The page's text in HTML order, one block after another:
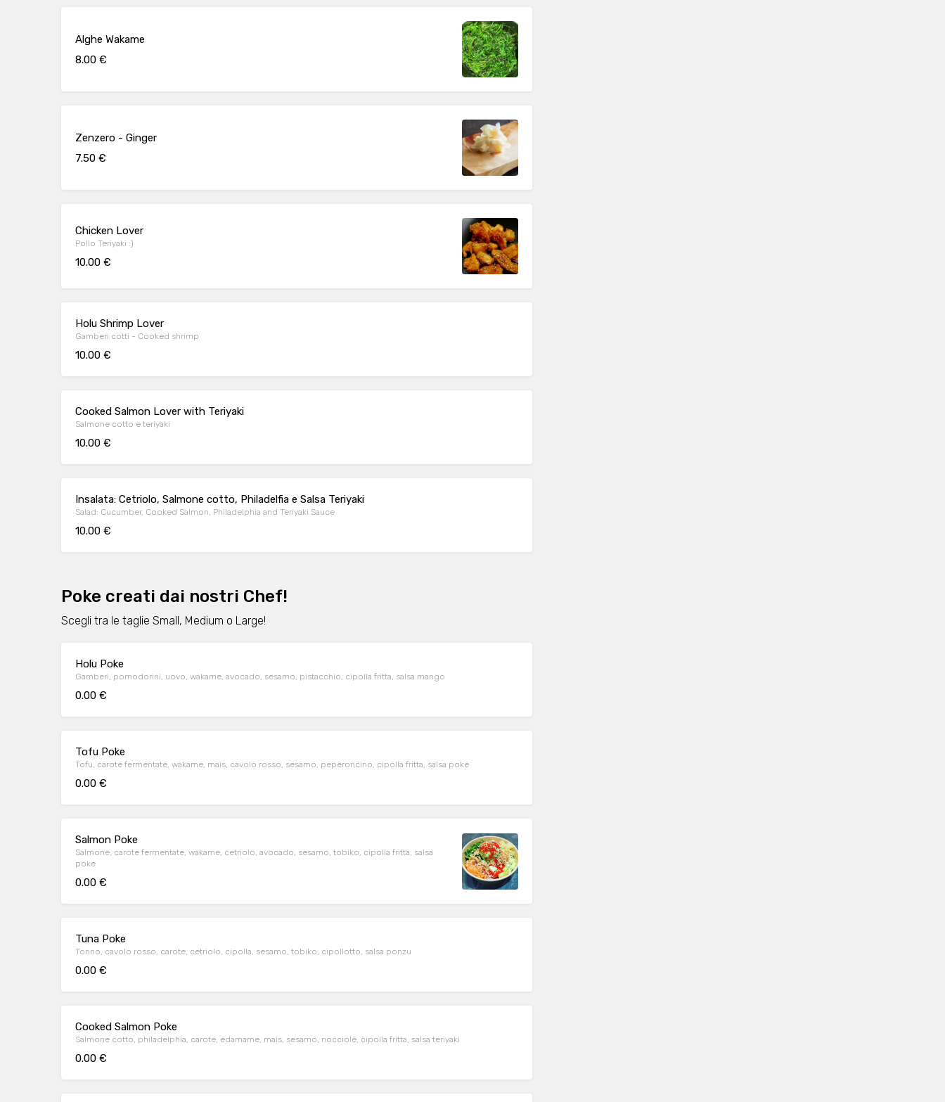
Alghe Wakame
8.00 €
Zenzero - Ginger
7.50 €
Chicken Lover
Pollo Teriyaki :)
10.00 €
Holu Shrimp Lover
Gamberi cotti - Cooked shrimp
10.00 €
Cooked Salmon Lover with Teriyaki
Salmone cotto e teriyaki
10.00 €
Insalata: Cetriolo, Salmone cotto, Philadelfia e Salsa Teriyaki
Salad: Cucumber, Cooked Salmon, Philadelphia and Teriyaki Sauce
10.00 €
Poke creati dai nostri Chef!
Scegli tra le taglie Small, Medium o Large!
Holu Poke
Gamberi, pomodorini, uovo, wakame, avocado, sesamo, pistacchio, cipolla fritta, salsa mango
0.00 €
Tofu Poke
Tofu, carote fermentate, wakame, mais, cavolo rosso, sesamo, peperoncino, cipolla fritta, salsa poke
0.00 €
Salmon Poke
Salmone, carote fermentate, wakame, cetriolo, avocado, sesamo, tobiko, cipolla fritta, salsa
poke
0.00 €
Tuna Poke
Tonno, cavolo rosso, carote, cetriolo, cipolla, sesamo, tobiko, cipollotto, salsa ponzu
0.00 €
Cooked Salmon Poke
Salmone cotto, philadelphia, carote, edamame, mais, sesamo, nocciole, cipolla fritta, salsa teriyaki
0.00 €